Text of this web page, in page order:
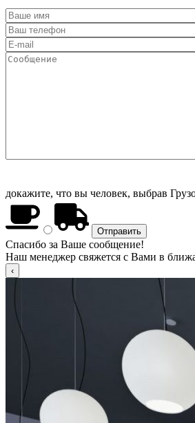
докажите, что вы человек, выбрав
Спасибо за Ваше сообщение!
Наш менеджер свяжется с Вами в